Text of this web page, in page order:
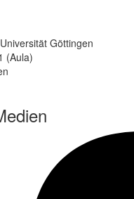
Göttingen
(Aula)